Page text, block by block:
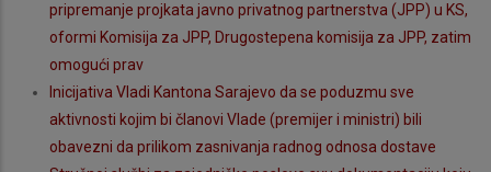
pripremanje projkata javno privatnog partnerstva (JPP) u KS,
oformi Komisija za JPP, Drugostepena komisija za JPP, zatim
omogući prav
Inicijativa Vladi Kantona Sarajevo da se poduzmu sve
aktivnosti kojim bi članovi Vlade (premijer i ministri) bili
obavezni da prilikom zasnivanja radnog odnosa dostave